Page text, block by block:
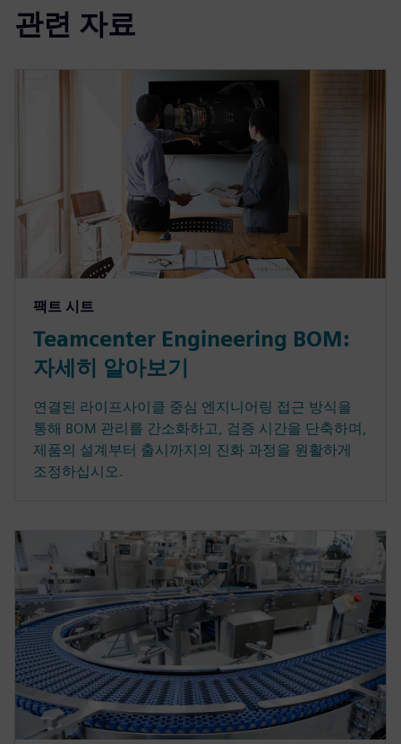
관련 자료
팩트 시트
Teamcenter Engineering BOM:
자세히 알아보기
연결된 라이프사이클 중심 엔지니어링 접근 방식을
통해 BOM 관리를 간소화하고, 검증 시간을 단축하며,
제품의 설계부터 출시까지의 진화 과정을 원활하게
조정하십시오.